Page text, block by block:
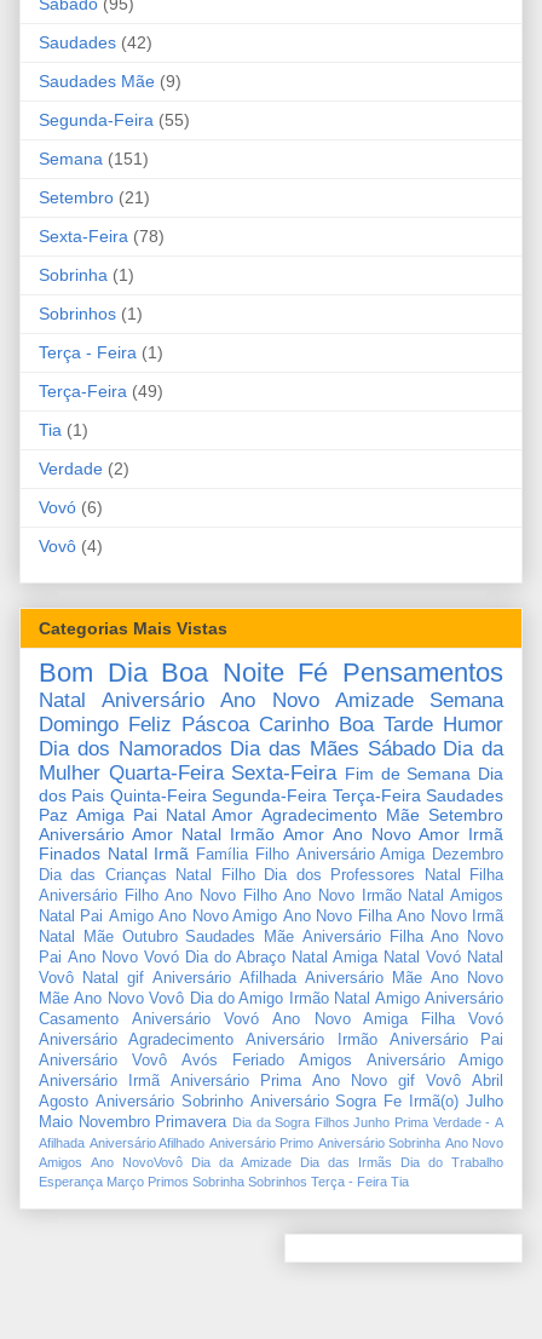
Saudades (42)
Saudades Mãe (9)
Segunda-Feira (55)
Semana (151)
Setembro (21)
Sexta-Feira (78)
Sobrinha (1)
Sobrinhos (1)
Terça - Feira (1)
Terça-Feira (49)
Tia (1)
Verdade (2)
Vovó (6)
Vovô (4)
Categorias Mais Vistas
Bom Dia Boa Noite Fé Pensamentos
Natal Aniversário Ano Novo Amizade
Semana
Domingo Feliz Páscoa Carinho Boa Tarde Humor
Dia dos Namorados Dia das Mães Sábado Dia da
Mulher Quarta-Feira Sexta-Feira Fim de Semana Dia
dos Pais Quinta-Feira Segunda-Feira Terça-Feira Saudades
Paz Amiga Pai Natal Amor Agradecimento Mãe Setembro
Aniversário Amor Natal Irmão Amor Ano Novo Amor Irmã
Finados Natal Irmã Família Filho Aniversário Amiga Dezembro
Dia das Crianças
Natal Filho Dia dos Professores
Natal Filha
Aniversário Filho Ano Novo Filho Ano Novo Irmão Natal Amigos
Natal Pai Amigo Ano Novo Amigo Ano Novo Filha Ano Novo Irmã
Natal Mãe Outubro Saudades Mãe Aniversário Filha Ano Novo
Pai Ano Novo Vovó Dia do Abraço Natal Amiga Natal Vovó Natal
Vovô
Natal gif Aniversário Afilhada Aniversário Mãe Ano Novo
Mãe Ano Novo Vovô Dia do Amigo Irmão Natal Amigo Aniversário
Casamento
Aniversário Vovó Ano Novo Amiga Filha
Vovó
Aniversário Agradecimento
Aniversário Irmão
Aniversário Pai
Aniversário Vovô
Avós Feriado Amigos
Aniversário Amigo
Aniversário Irmã
Aniversário Prima Ano Novo gif Vovô
Abril
Agosto Aniversário Sobrinho Aniversário Sogra Fe Irmã(o) Julho
Maio Novembro Primavera Dia da Sogra Filhos Junho Prima Verdade - A
Afilhada Aniversário Afilhado Aniversário Primo Aniversário Sobrinha Ano Novo
Amigos
Ano NovoVovô Dia da Amizade Dia das Irmãs
Dia do Trabalho
Esperança Março Primos Sobrinha Sobrinhos Terça - Feira Tia